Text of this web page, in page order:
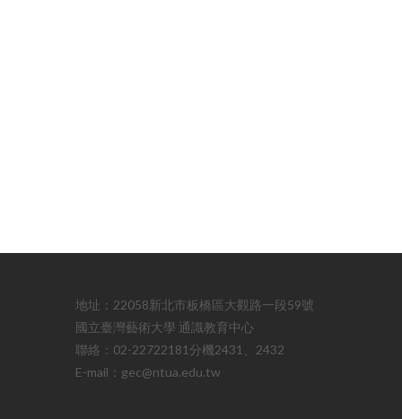
地址：22058新北市板橋區大觀路一段59號
國立臺灣藝術大學 通識教育中心
聯絡：02-22722181分機2431、2432
E-mail：gec@ntua.edu.tw